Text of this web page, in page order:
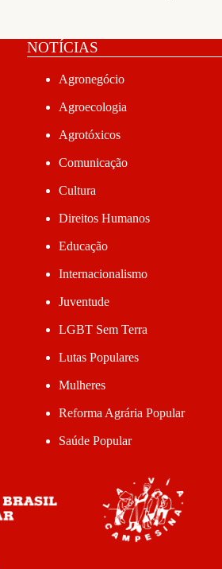
NOTÍCIAS
Agronegócio
Agroecologia
Agrotóxicos
Comunicação
Cultura
Direitos Humanos
Educação
Internacionalismo
Juventude
LGBT Sem Terra
Lutas Populares
Mulheres
Reforma Agrária Popular
Saúde Popular